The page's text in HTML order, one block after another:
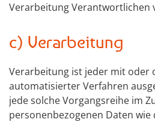
Verarbeitung Verantwortlichen
c) Verarbeitung
Verarbeitung ist jeder mit oder
automatisierter Verfahren
jede solche Vorgangsreihe im
personenbezogenen Daten wie